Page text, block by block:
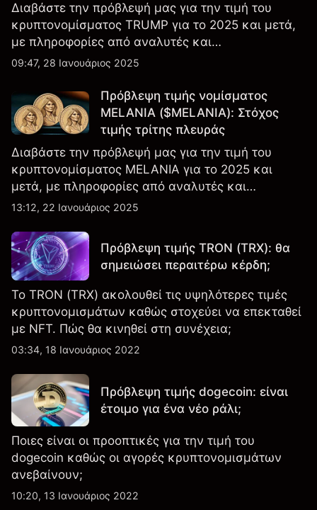
Διαβάστε την πρόβλεψή μας για την τιμή του
κρυπτονομίσματος TRUMP για το 2025 και μετά,
με πληροφορίες από αναλυτές και
εμπειρογνώμονες της αγοράς
09:47, 28 Ιανουάριος 2025
Πρόβλεψη τιμής νομίσματος
MELANIA ($MELANIA): Στόχος
τιμής τρίτης πλευράς
Διαβάστε την πρόβλεψή μας για την τιμή του
κρυπτονομίσματος MELANIA για το 2025 και
μετά, με πληροφορίες από αναλυτές και
εμπειρογνώμονες της αγοράς.
13:12, 22 Ιανουάριος 2025
Πρόβλεψη τιμής TRON (TRX): θα
σημειώσει περαιτέρω κέρδη;
Το TRON (TRX) ακολουθεί τις υψηλότερες τιμές
κρυπτονομισμάτων καθώς στοχεύει να επεκταθεί
με NFT. Πώς θα κινηθεί στη συνέχεια;
03:34, 18 Ιανουάριος 2022
Πρόβλεψη τιμής dogecoin: είναι
έτοιμο για ένα νέο ράλι;
Ποιες είναι οι προοπτικές για την τιμή του
dogecoin καθώς οι αγορές κρυπτονομισμάτων
ανεβαίνουν;
10:20, 13 Ιανουάριος 2022